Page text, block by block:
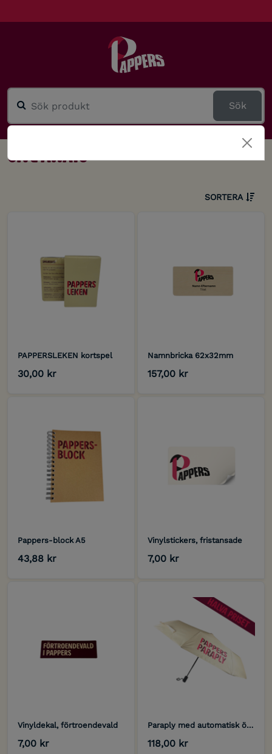
Sök
Give aways
SORTERA
PAPPERSLEKEN kortspel
30,00 kr
Namnbricka 62x32mm
157,00 kr
Pappers-block A5
43,88 kr
Vinylstickers, fristansade
7,00 kr
Vinyldekal, förtroendevald
7,00 kr
Paraply med automatisk öppning
118,00 kr